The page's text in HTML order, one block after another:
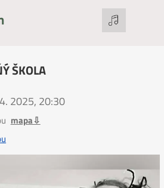
ŠKOLA
2025, 20:30
mapa⇩